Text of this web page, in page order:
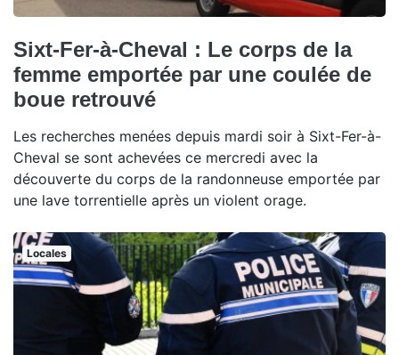
Sixt-Fer-à-Cheval : Le corps de la
femme emportée par une coulée de
boue retrouvé
Les recherches menées depuis mardi soir à Sixt-Fer-à-
Cheval se sont achevées ce mercredi avec la
découverte du corps de la randonneuse emportée par
une lave torrentielle après un violent orage.
Locales